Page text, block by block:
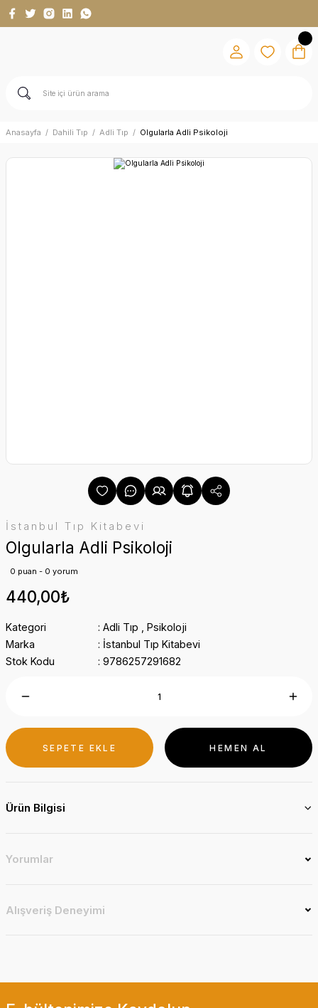
Anasayfa Dahili Tıp Adli Tıp Olgularla Adli Psikoloji
İstanbul Tıp Kitabevi
Olgularla Adli Psikoloji
0 puan - 0 yorum
440,00₺
Kategori Adli Tıp
Psikoloji
Marka
İstanbul Tıp Kitabevi
Stok Kodu
9786257291682
SEPETE EKLE HEMEN AL
Ürün Bilgisi
Yorumlar
Alışveriş Deneyimi